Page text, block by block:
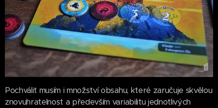
Pochválit musím i množství obsahu, které zaručuje skvělou
znovuhratelnost a především variabilitu jednotlivých